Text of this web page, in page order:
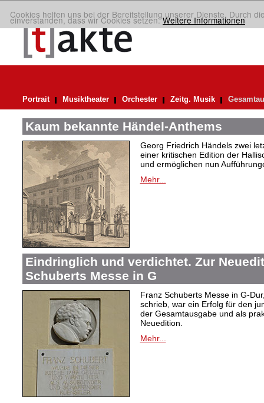
Cookies helfen uns bei der Bereitstellung unserer Dienste. Durch
einverstanden, dass wir Cookies setzen.Weitere Informationen
Portrait Musiktheater Orchester Zeitg. Musik
Kaum bekannte Händel-Anthems
Georg Friedrich Händels zwei
einer kritischen Edition der
und ermöglichen nun
Mehr...
Eindringlich und verdichtet. Zur
Schuberts Messe in G
Franz Schuberts Messe in G-
schrieb, war ein Erfolg für den
der Gesamtausgabe und als
Neuedition.
Mehr...